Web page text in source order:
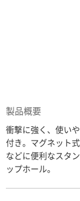
製品概要
衝撃に強く、使い
付き。マグネット
などに便利なスタ
ップホール。